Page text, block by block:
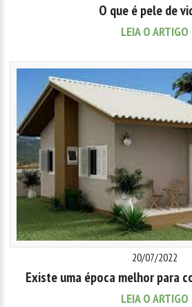
O que é pele de
LEIA O ARTIGO
20/07/2022
Existe uma época melhor para
LEIA O ARTIGO